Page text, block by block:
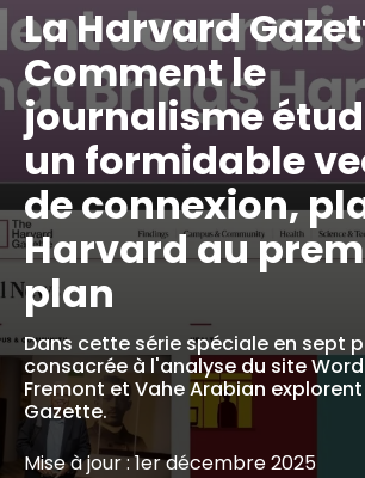
La Harvard
Comment le
journalisme
un formidable
de connexion,
Harvard au
plan
Dans cette série spéciale en sept
consacrée à l'analyse du site
Fremont et Vahe Arabian
Gazette.
Mise à jour : 1er décembre 2025